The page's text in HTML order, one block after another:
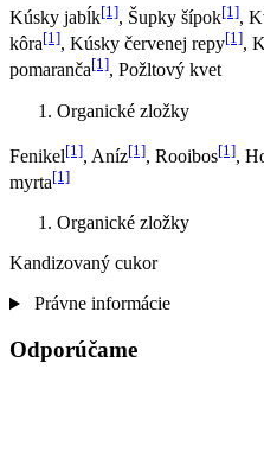
Kúsky jabĺk[1], Šupky šípok[1],
kôra[1], Kúsky červenej repy[1],
pomaranča[1], Požltový kvet
Organické zložky
Fenikel[1], Aníz[1], Rooibos[1],
myrta[1]
Organické zložky
Kandizovaný cukor
Právne informácie
Odporúčame